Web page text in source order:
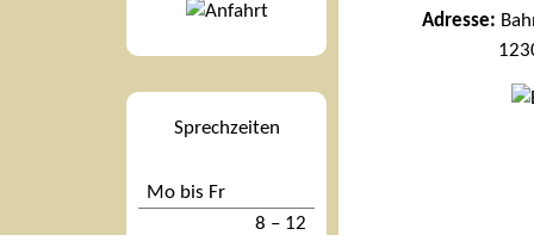
Praxisteam
Sprechzeiten
Mo bis Fr
8 – 12
Adresse: